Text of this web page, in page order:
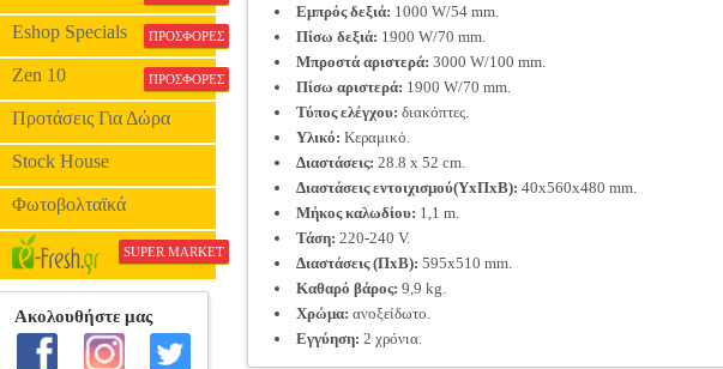
Eshop Specials ΠΡΟΣΦΟΡΕΣ
Zen 10 ΠΡΟΣΦΟΡΕΣ
Προτάσεις Για Δώρα
Stock House
Φωτοβολταϊκά
SUPER MARKET
Εμπρός δεξιά: 1000 W/54 mm.
Πίσω δεξιά: 1900 W/70 mm.
Μπροστά αριστερά: 3000 W/100 mm.
Πίσω αριστερά: 1900 W/70 mm.
Τύπος ελέγχου: διακόπτες.
Υλικό: Κεραμικό.
Διαστάσεις: 28.8 x 52 cm.
Διαστάσεις εντοιχισμού(ΥxΠxΒ): 40x560x480 mm.
Μήκος καλωδίου: 1,1 m.
Τάση: 220-240 V.
Διαστάσεις (ΠxΒ): 595x510 mm.
Καθαρό βάρος: 9,9 kg.
Χρώμα: ανοξείδωτο.
Εγγύηση: 2 χρόνια.